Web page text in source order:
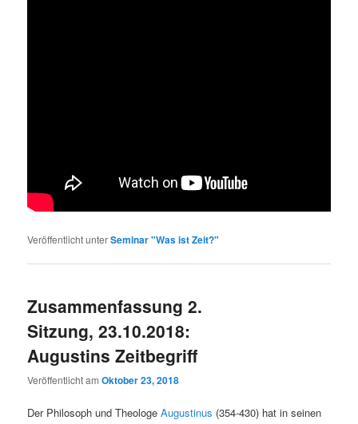
Veröffentlicht unterSeminar "Was ist Zeit?"
Zusammenfassung 2.
Sitzung, 23.10.2018:
Augustins Zeitbegriff
Veröffentlicht amOktober 23, 2018
Der Philosoph und TheologeAugustinus (354-430) hat in seinen